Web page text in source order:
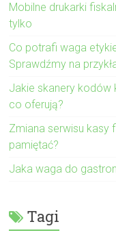
Mobilne drukarki
tylko
Co potrafi waga
Sprawdźmy na
Jakie skanery kodów
co oferują?
Zmiana serwisu kasy
pamiętać?
Jaka waga do
Tagi